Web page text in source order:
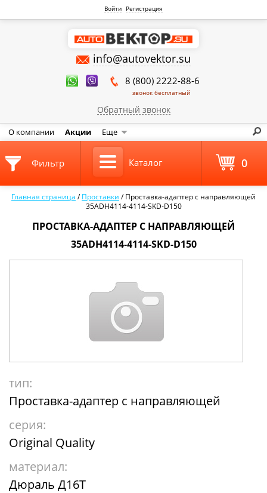
Войти Регистрация
info@autovektor.su
8 (800) 2222-88-6
звонок бесплатный
Обратный звонок
О компании Акции Еще
Главная страница /Проставки /Проставка-адаптер с направляющей
35ADH4114-4114-SKD-D150
ПРОСТАВКА-АДАПТЕР С НАПРАВЛЯЮЩЕЙ
35ADH4114-4114-SKD-D150
тип:
Проставка-адаптер с направляющей
серия:
Original Quality
материал:
Дюраль Д16Т
Фильтр Каталог 0